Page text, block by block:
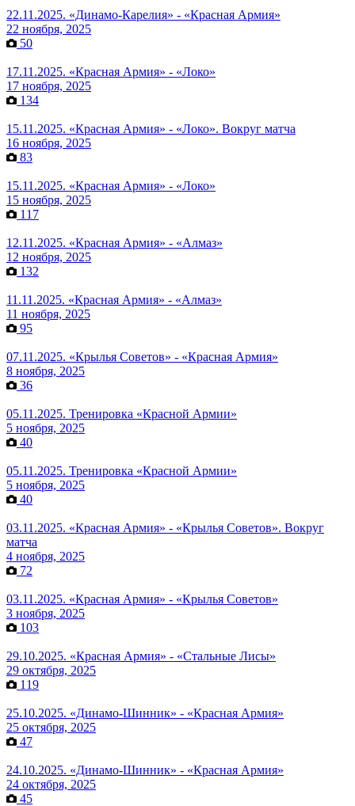
22.11.2025. «Динамо-Карелия» - «Красная Армия»
22 ноября, 2025
50
17.11.2025. «Красная Армия» - «Локо»
17 ноября, 2025
134
15.11.2025. «Красная Армия» - «Локо». Вокруг матча
16 ноября, 2025
83
15.11.2025. «Красная Армия» - «Локо»
15 ноября, 2025
117
12.11.2025. «Красная Армия» - «Алмаз»
12 ноября, 2025
132
11.11.2025. «Красная Армия» - «Алмаз»
11 ноября, 2025
95
07.11.2025. «Крылья Советов» - «Красная Армия»
8 ноября, 2025
36
05.11.2025. Тренировка «Красной Армии»
5 ноября, 2025
40
05.11.2025. Тренировка «Красной Армии»
5 ноября, 2025
40
03.11.2025. «Красная Армия» - «Крылья Советов». Вокруг
матча
4 ноября, 2025
72
03.11.2025. «Красная Армия» - «Крылья Советов»
3 ноября, 2025
103
29.10.2025. «Красная Армия» - «Стальные Лисы»
29 октября, 2025
119
25.10.2025. «Динамо-Шинник» - «Красная Армия»
25 октября, 2025
47
24.10.2025. «Динамо-Шинник» - «Красная Армия»
24 октября, 2025
45